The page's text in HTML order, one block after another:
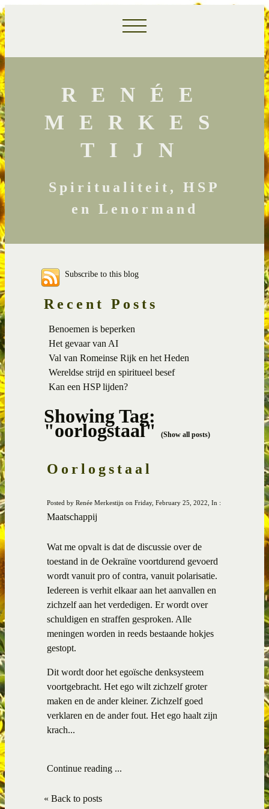
RENÉE
MERKES
TIJN
Spiritualiteit, HSP
en Lenormand
Subscribe to this blog
Recent Posts
Benoemen is beperken
Het gevaar van AI
Val van Romeinse Rijk en het Heden
Wereldse strijd en spiritueel besef
Kan een HSP lijden?
Showing Tag:
"oorlogstaal" (Show all posts)
Oorlogstaal
Posted by Renée Merkestijn on Friday, February 25, 2022, In :
Maatschappij
Wat me opvalt is dat de discussie over de
toestand in de Oekraïne voortdurend gevoerd
wordt vanuit pro of contra, vanuit polarisatie.
Iedereen is verhit elkaar aan het aanvallen en
zichzelf aan het verdedigen. Er wordt over
schuldigen en straffen gesproken. Alle
meningen worden in reeds bestaande hokjes
gestopt.
Dit wordt door het egoïsche denksysteem
voortgebracht. Het ego wilt zichzelf groter
maken en de ander kleiner. Zichzelf goed
verklaren en de ander fout. Het ego haalt zijn
krach...
Continue reading ...
« Back to posts